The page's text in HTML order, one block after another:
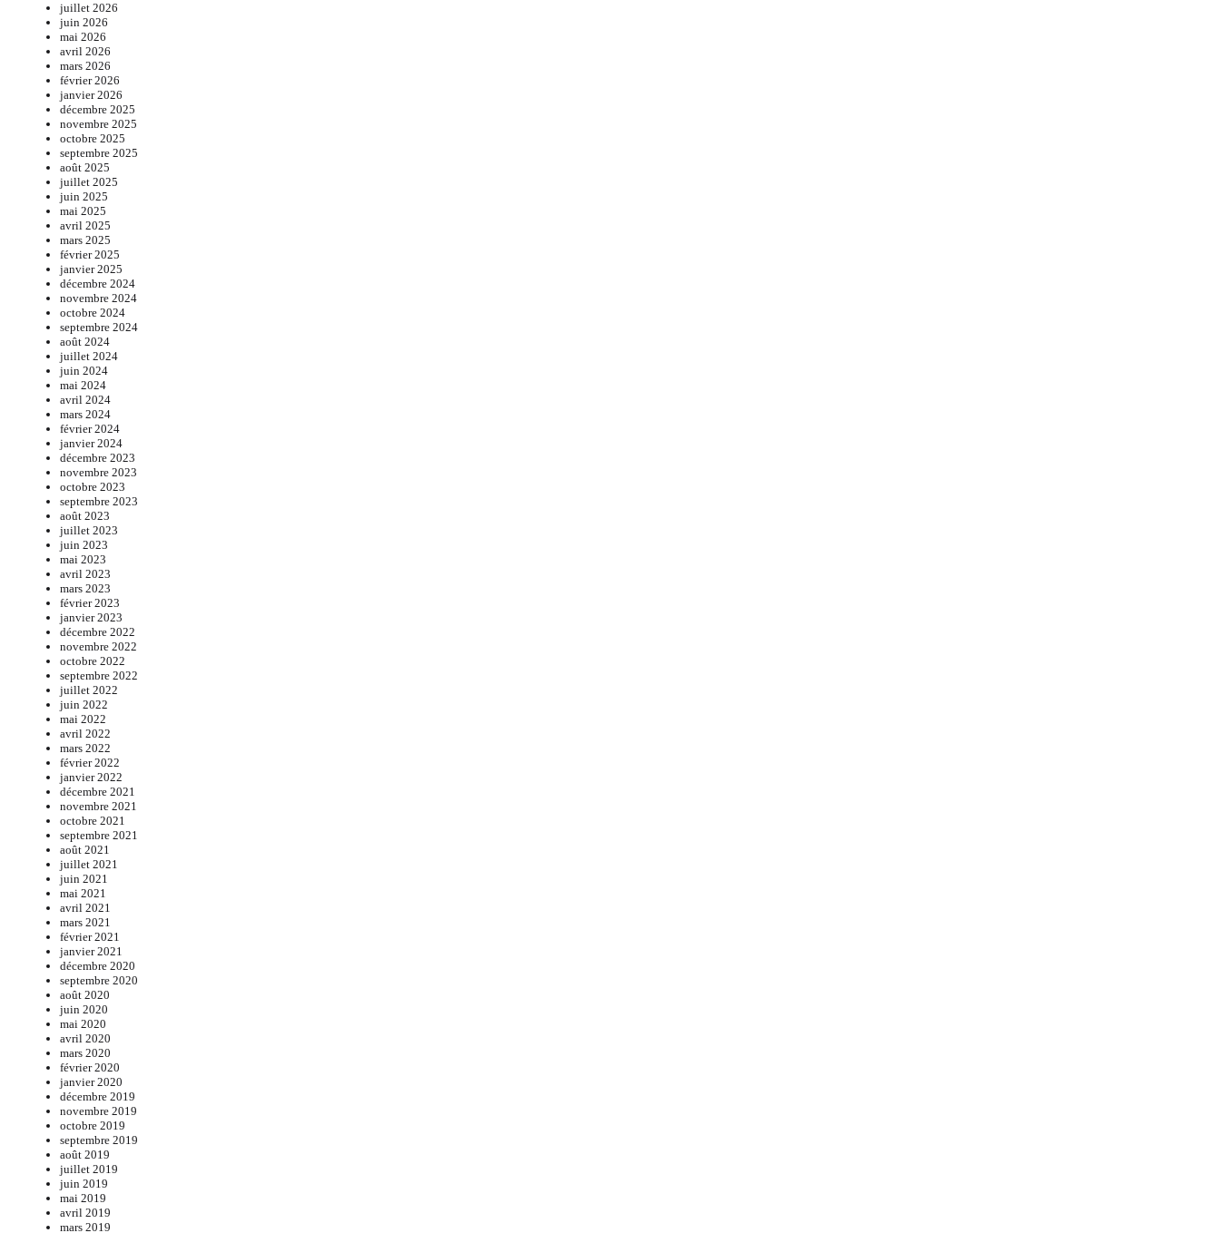
juillet 2026
juin 2026
mai 2026
avril 2026
mars 2026
février 2026
janvier 2026
décembre 2025
novembre 2025
octobre 2025
septembre 2025
août 2025
juillet 2025
juin 2025
mai 2025
avril 2025
mars 2025
février 2025
janvier 2025
décembre 2024
novembre 2024
octobre 2024
septembre 2024
août 2024
juillet 2024
juin 2024
mai 2024
avril 2024
mars 2024
février 2024
janvier 2024
décembre 2023
novembre 2023
octobre 2023
septembre 2023
août 2023
juillet 2023
juin 2023
mai 2023
avril 2023
mars 2023
février 2023
janvier 2023
décembre 2022
novembre 2022
octobre 2022
septembre 2022
juillet 2022
juin 2022
mai 2022
avril 2022
mars 2022
février 2022
janvier 2022
décembre 2021
novembre 2021
octobre 2021
septembre 2021
août 2021
juillet 2021
juin 2021
mai 2021
avril 2021
mars 2021
février 2021
janvier 2021
décembre 2020
septembre 2020
août 2020
juin 2020
mai 2020
avril 2020
mars 2020
février 2020
janvier 2020
décembre 2019
novembre 2019
octobre 2019
septembre 2019
août 2019
juillet 2019
juin 2019
mai 2019
avril 2019
mars 2019